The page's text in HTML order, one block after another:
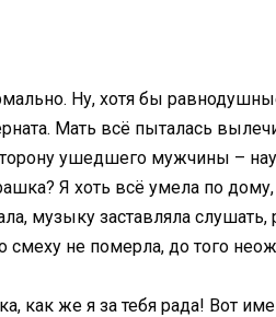
Ну, хотя бы
Мать всё пыталась
ушедшего мужчины –
Я хоть всё умела по
музыку заставляла
не померла, до того
как же я за тебя рада! Вот